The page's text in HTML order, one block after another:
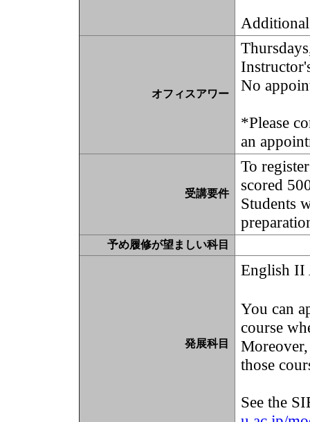
オフィスアワー
No
*Please
an
受講要件
To
scored
Students
予め履修が望ましい科目
発展科目
English
You can
course
those
See the